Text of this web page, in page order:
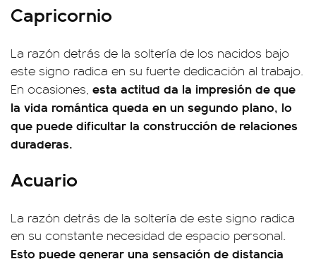
Capricornio
La razón detrás de la soltería de los nacidos bajo
este signo radica en su fuerte dedicación al trabajo.
En ocasiones, esta actitud da la impresión de que
la vida romántica queda en un segundo plano, lo
que puede dificultar la construcción de relaciones
duraderas.
Acuario
La razón detrás de la soltería de este signo radica
en su constante necesidad de espacio personal.
Esto puede generar una sensación de distancia